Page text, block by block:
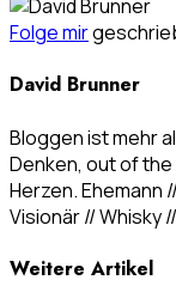
Folge mir
David Brunner
Bloggen ist mehr
Denken, out of
Herzen. Ehemann
Visionär // Whisky
Weitere Artikel